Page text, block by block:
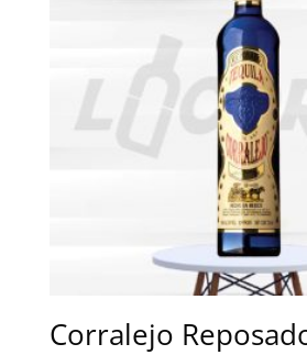
Corralejo